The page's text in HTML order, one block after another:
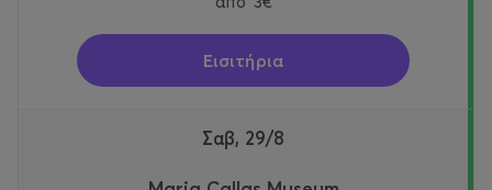
Εισιτήρια
Σαβ, 29/8